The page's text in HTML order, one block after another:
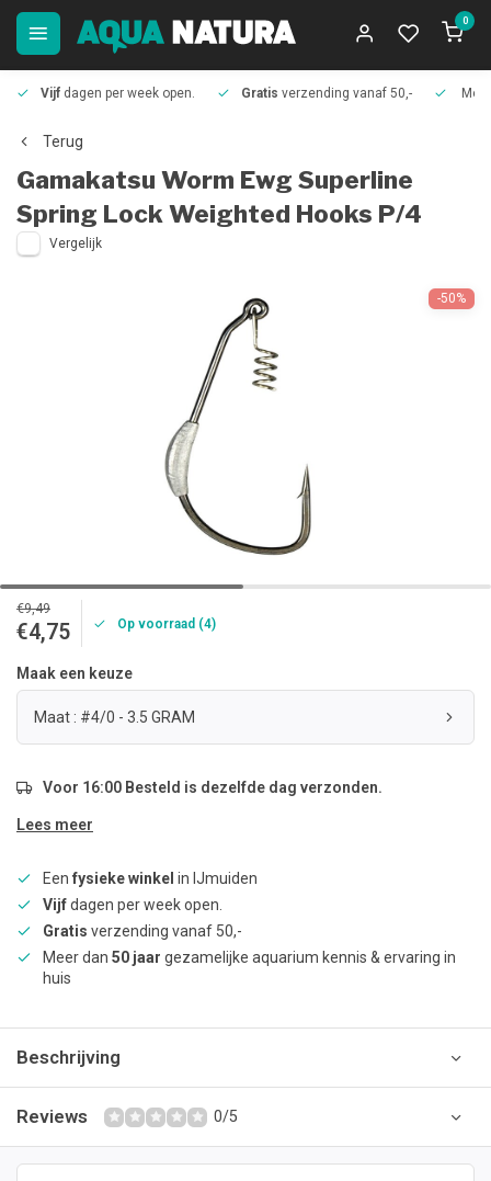
0
Vijf dagen per week open. Gratis verzending vanaf 50,-
Terug
Gamakatsu Worm Ewg Superline
Spring Lock Weighted Hooks P/4
Vergelijk
-50%
€9,49
€4,75 Op voorraad (4)
Maak een keuze
Maat : #4/0 - 3.5 GRAM
Voor 16:00 Besteld is dezelfde dag verzonden.
Lees meer
Een fysieke winkel in IJmuiden
Vijfdagen per week open.
Gratis verzending vanaf 50,-
Meer dan 50 jaar gezamelijke aquarium kennis & ervaring in
huis
Beschrijving
Reviews 0/5